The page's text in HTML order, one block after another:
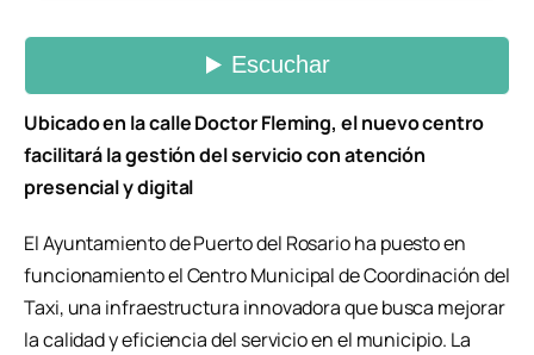
Ubicado en la calle Doctor Fleming, el nuevo centro
facilitará la gestión del servicio con atención
presencial y digital
El Ayuntamiento de Puerto del Rosario ha puesto en
funcionamiento el Centro Municipal de Coordinación del
Taxi, una infraestructura innovadora que busca mejorar
la calidad y eficiencia del servicio en el municipio. La